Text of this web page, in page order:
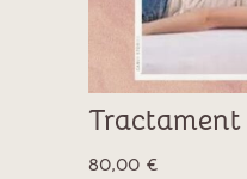
80,00 €